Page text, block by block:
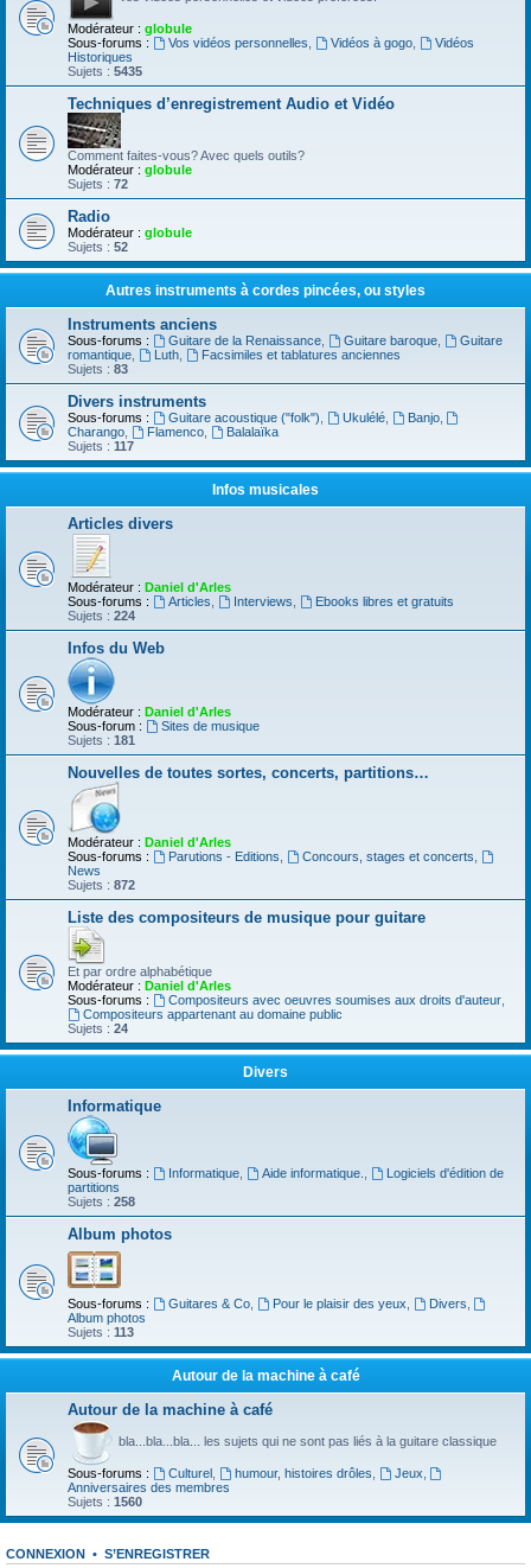
Modérateur : globule
Sous-forums :
Vos vidéos personnelles Vidéos à gogo,
Vidéos
Historiques
Sujets : 5435
Techniques d’enregistrement Audio et Vidéo
Comment faites-vous? Avec quels outils?
Modérateur : globule
Sujets : 72
Radio
Modérateur : globule
Sujets : 52
Autres instruments à cordes pincées, ou styles
Instruments anciens
Sous-forums : Guitare de la Renaissance, Guitare baroque,
Guitare
romantique
Luth,
Facsimiles et tablatures anciennes
Sujets : 83
Divers instruments
Sous-forums : Guitare acoustique ("folk") Ukulélé, Banjo,
Charango
Flamenco,
Balalaïka
Sujets : 117
Infos musicales
Articles divers
Modérateur : Daniel d'Arles
Sous-forums :
Articles Interviews
Ebooks libres et gratuits
Sujets : 224
Infos du Web
Modérateur : Daniel d'Arles
Sous-forum :
Sites de musique
Sujets : 181
Nouvelles de toutes sortes, concerts, partitions…
Modérateur : Daniel d'Arles
Sous-forums :
Parutions - Editions Concours, stages et concerts
News
Sujets : 872
Liste des compositeurs de musique pour guitare
Et par ordre alphabétique
Modérateur : Daniel d'Arles
Sous-forums :
Compositeurs avec oeuvres soumises aux droits d'auteur,
Compositeurs appartenant au domaine public
Sujets : 24
Divers
Informatique
Sous-forums : Informatique, Aide informatique.
Logiciels d'édition de
partitions
Sujets : 258
Album photos
Sous-forums : Guitares & Co, Pour le plaisir des yeux Divers
Album photos
Sujets : 113
Autour de la machine à café
Autour de la machine à café
bla...bla...bla... les sujets qui ne sont pas liés à la guitare classique
Sous-forums : Culturel, humour, histoires drôles Jeux
Anniversaires des membres
Sujets : 1560
CONNEXION • S’ENREGISTRER